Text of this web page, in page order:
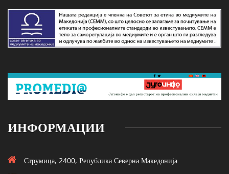
ИНФОРМАЦИИ
Струмица, 2400, Република Северна Македонија